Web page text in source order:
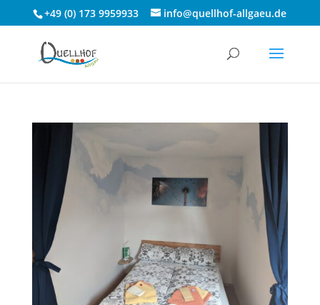
+49 (0) 173 9959933 info@quellhof-allgaeu.de